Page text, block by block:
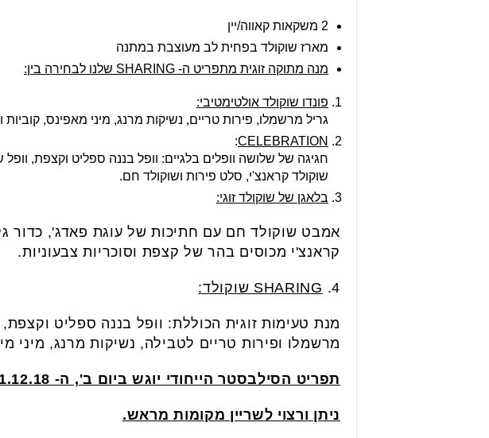
2 משקאות קאווה/יין
מארז שוקולד בפחית לב מעוצבת במתנה
מנה מתוקה זוגית מתפריט ה- SHARING שלנו לבחירה בין:
פונדו שוקולד אולטימטיבי:
גריל מרשמלו, פירות טריים, נשיקות מרנג, מיני מאפינס,
CELEBRATION
:
חגיגה של שלושה וופלים בלגיים: וופל בננה ספליט וקצפת,
שוקולד קראנצ'י, סלט פירות ושוקולד חם.
בלאגן של שוקולד זוגי:
אמבט שוקולד חם עם חתיכות של עוגת פאדג', כדור
קראנצ'י מכוסים בהר של קצפת וסוכריות צבעוניות.
4.
SHARING שוקולד:
מנת טעימות זוגית הכוללת: וופל בננה ספליט וקצפת,
מרשמלו ופירות טריים לטבילה, נשיקות מרנג, מיני
תפריט הסילבסטר הייחודי יוגש ביום ב', ה- 31.12.18
ניתן ורצוי לשריין מקומות מראש.